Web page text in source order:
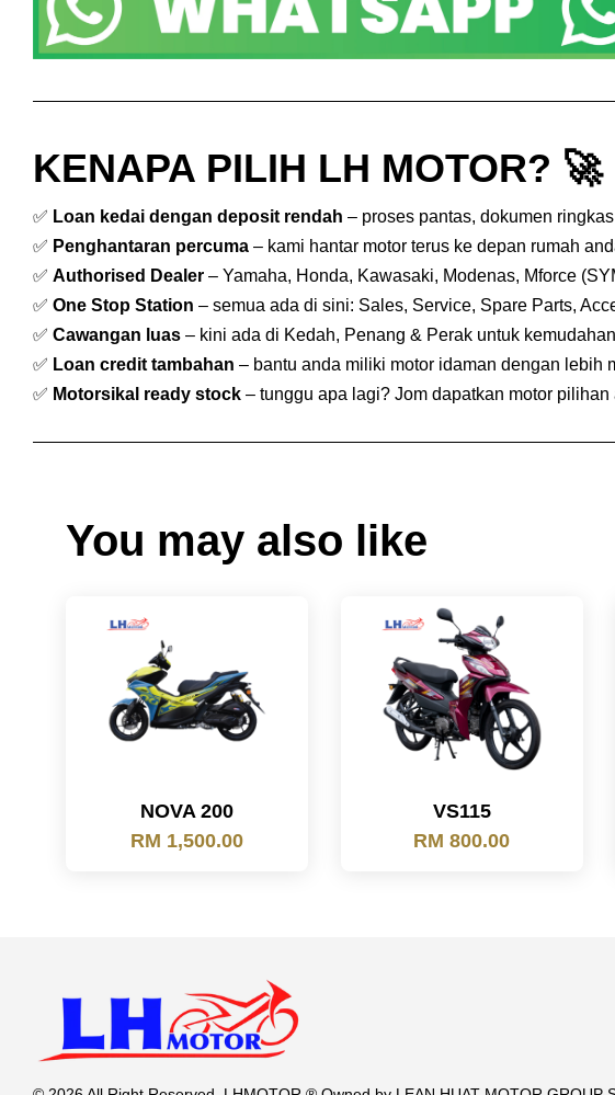
KENAPA PILIH LH MOTOR? 🚀
✅ Loan kedai dengan deposit rendah – proses pantas, dokumen
✅ Penghantaran percuma – kami hantar motor terus ke depan rumah
✅ Authorised Dealer – Yamaha, Honda, Kawasaki, Modenas, Mforce
✅ One Stop Station – semua ada di sini: Sales, Service, Spare Parts,
✅ Cawangan luas – kini ada di Kedah, Penang & Perak untuk
✅ Loan credit tambahan – bantu anda miliki motor idaman dengan lebih
✅ Motorsikal ready stock – tunggu apa lagi? Jom dapatkan motor
You may also like
NOVA 200
RM 1,500.00
VS115
RM 800.00